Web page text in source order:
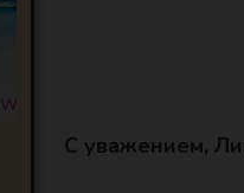
С уважением,